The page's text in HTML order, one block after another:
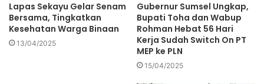
Lapas Sekayu Gelar Senam
Bersama, Tingkatkan
Kesehatan Warga Binaan
13/04/2025
Gubernur Sumsel Ungkap,
Bupati Toha dan Wabup
Rohman Hebat 56 Hari
Kerja Sudah Switch On PT
MEP ke PLN
15/04/2025